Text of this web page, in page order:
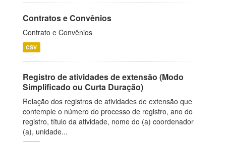
Contratos e Convênios
Contrato e Convênios
CSV
Registro de atividades de extensão (Modo
Simplificado ou Curta Duração)
Relação dos registros de atividades de extensão que
contemple o número do processo de registro, ano do
registro, título da atividade, nome do (a) coordenador
(a), unidade...